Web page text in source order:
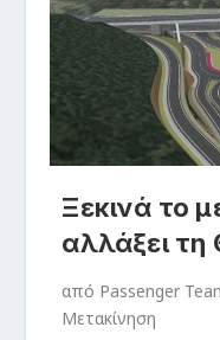
Ξεκινά το
αλλάξει τη
από Passenger
Μετακίνηση